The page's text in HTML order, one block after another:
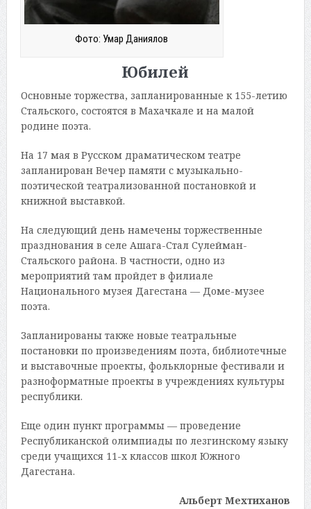
Фото: Умар Даниялов
Юбилей
Основные торжества, запланированные к 155-летию
Стальского, состоятся в Махачкале и на малой
родине поэта.
На 17 мая в Русском драматическом театре
запланирован Вечер памяти с музыкально-
поэтической театрализованной постановкой и
книжной выставкой.
На следующий день намечены торжественные
празднования в селе Ашага-Стал Сулейман-
Стальского района. В частности, одно из
мероприятий там пройдет в филиале
Национального музея Дагестана — Доме-музее
поэта.
Запланированы также новые театральные
постановки по произведениям поэта, библиотечные
и выставочные проекты, фольклорные фестивали и
разноформатные проекты в учреждениях культуры
республики.
Еще один пункт программы — проведение
Республиканской олимпиады по лезгинскому языку
среди учащихся 11-х классов школ Южного
Дагестана.
Альберт Мехтиханов